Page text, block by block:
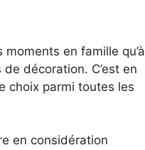
en famille qu’à
décoration. C’est en
choix parmi toutes les
en considération